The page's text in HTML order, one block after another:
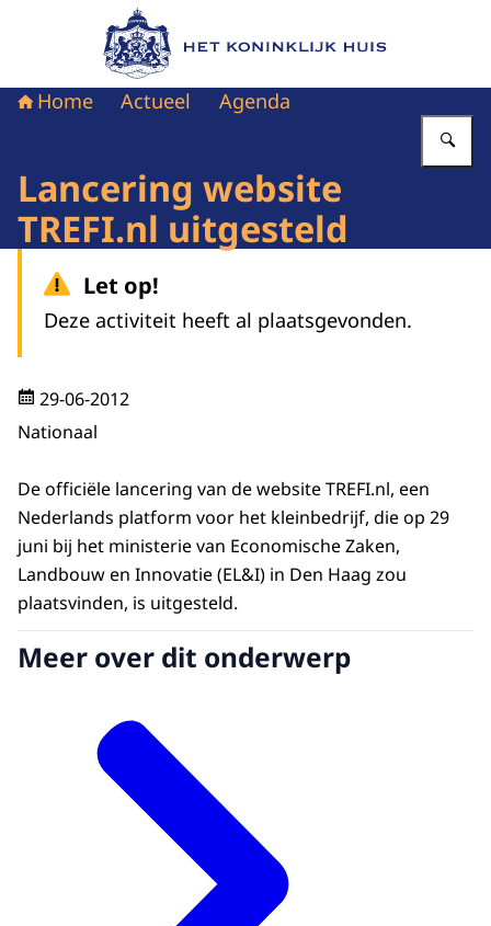
Naar de homepage van Het Koninklijk Huis
Home Actueel Agenda
Lancering website
TREFI.nl uitgesteld
Let op!
Deze activiteit heeft al plaatsgevonden.
29-06-2012
Nationaal
De officiële lancering van de website TREFI.nl, een
Nederlands platform voor het kleinbedrijf, die op 29
juni bij het ministerie van Economische Zaken,
Landbouw en Innovatie (EL&I) in Den Haag zou
plaatsvinden, is uitgesteld.
Meer over dit onderwerp